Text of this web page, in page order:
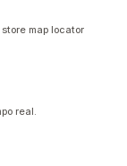
map locator
real.